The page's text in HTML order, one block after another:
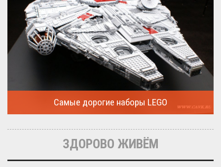
Самые дорогие наборы LEGO
дорогие...
ЗДОРОВО ЖИВЁМ